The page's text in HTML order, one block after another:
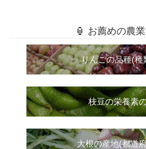
🏮 お薦めの農
りんごの品種(種
枝豆の栄養素
大根の産地(都道